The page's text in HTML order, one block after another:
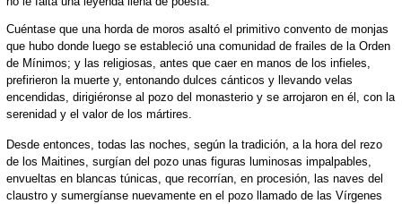
Cuéntase que una horda de moros asaltó el primitivo convento de monjas
que hubo donde luego se estableció una comunidad de frailes de la Orden
de Mínimos; y las religiosas, antes que caer en manos de los infieles,
prefirieron la muerte y, entonando dulces cánticos y llevando velas
encendidas, dirigiéronse al pozo del monasterio y se arrojaron en él, con la
serenidad y el valor de los mártires.
Desde entonces, todas las noches, según la tradición, a la hora del rezo
de los Maitines, surgían del pozo unas figuras luminosas impalpables,
envueltas en blancas túnicas, que recorrían, en procesión, las naves del
claustro y sumergíanse nuevamente en el pozo llamado de las Vírgenes